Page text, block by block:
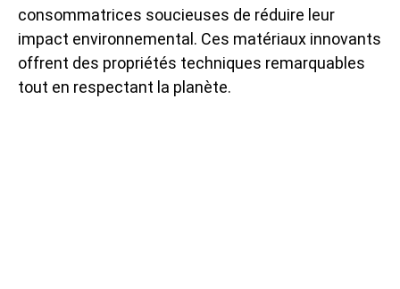
consommatrices soucieuses de réduire leur
impact environnemental. Ces matériaux innovants
offrent des propriétés techniques remarquables
tout en respectant la planète.